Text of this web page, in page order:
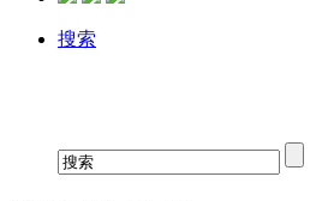
搜索